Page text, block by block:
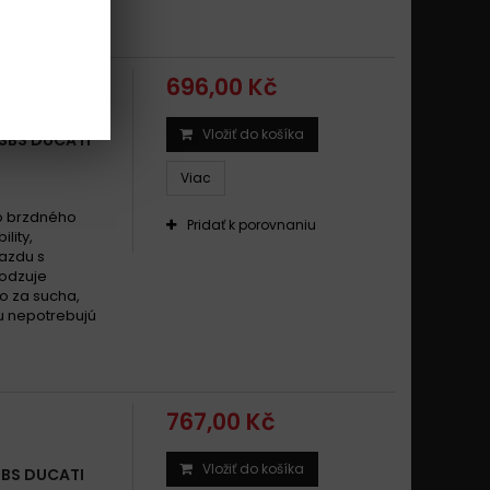
DUCATI
brzdného
s
za sucha,
nepotrebujú
696,00 Kč
Vložiť do košíka
Viac
Pridať k porovnaniu
DUCATI
767,00 Kč
Vložiť do košíka